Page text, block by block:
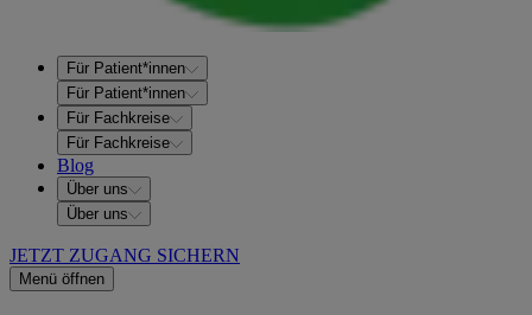
Für Patient*innen
Für Patient*innen
Für Fachkreise
Für Fachkreise
Blog
Über uns
Über uns
JETZT ZUGANG SICHERN
Menü öffnen